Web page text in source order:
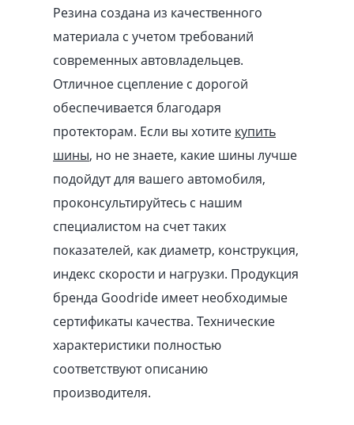
Резина создана из качественного
материала с учетом требований
современных автовладельцев.
Отличное сцепление с дорогой
обеспечивается благодаря
протекторам. Если вы хотите купить
шины, но не знаете, какие шины лучше
подойдут для вашего автомобиля,
проконсультируйтесь с нашим
специалистом на счет таких
показателей, как диаметр, конструкция,
индекс скорости и нагрузки. Продукция
бренда Goodride имеет необходимые
сертификаты качества. Технические
характеристики полностью
соответствуют описанию
производителя.